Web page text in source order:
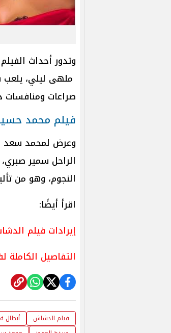
وتدور أحداث
ملهى ليلي، يلعب
صراعات ومنافسات
فيلم محمد
وعرض لمحمد سعد
الراحل سمير
النجوم، وهو من
اقرأ أيضًا:
إيرادات فيلم
التفاصيل
فيلم الدشاش أبطال